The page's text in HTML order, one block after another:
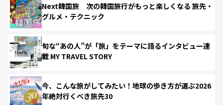
Next韓国旅 次の韓国旅行がもっと楽しくなる 旅先・
グルメ・テクニック
旬な“あの人”が「旅」をテーマに語るインタビュー連
載 MY TRAVEL STORY
今、こんな旅がしてみたい！地球の歩き方が選ぶ2026
年絶対行くべき旅先30